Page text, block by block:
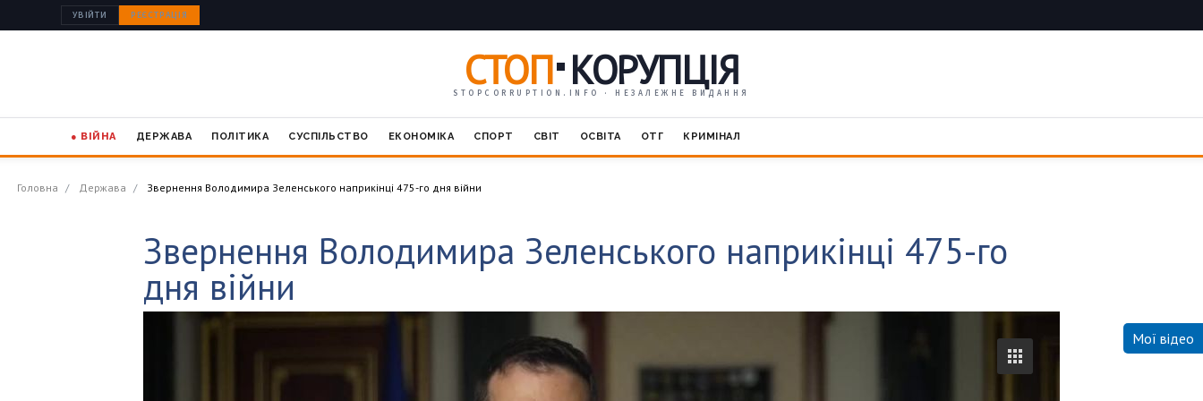
УВІЙТИ РЕЄСТРАЦІЯ
СТОП КОРУПЦІЯ
STOPCORRUPTION.INFO · НЕЗАЛЕЖНЕ ВИДАННЯ
● ВІЙНА ДЕРЖАВА ПОЛІТИКА СУСПІЛЬСТВО ЕКОНОМІКА СПОРТ СВІТ ОСВІТА ОТГ КРИМІНАЛ
Головна Держава Звернення Володимира Зеленського наприкінці 475-го дня війни
Звернення Володимира Зеленського наприкінці 475-го
дня війни
Мої відео